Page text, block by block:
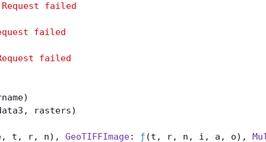
failed
failed
failed
rasters)
t, r, n) , GeoTIFFImage: ƒ (t, r, n, i, a, o) ,